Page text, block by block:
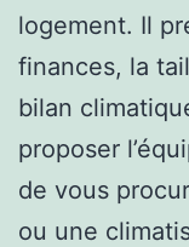
logement. Il
finances, la
bilan
proposer
de vous
ou une